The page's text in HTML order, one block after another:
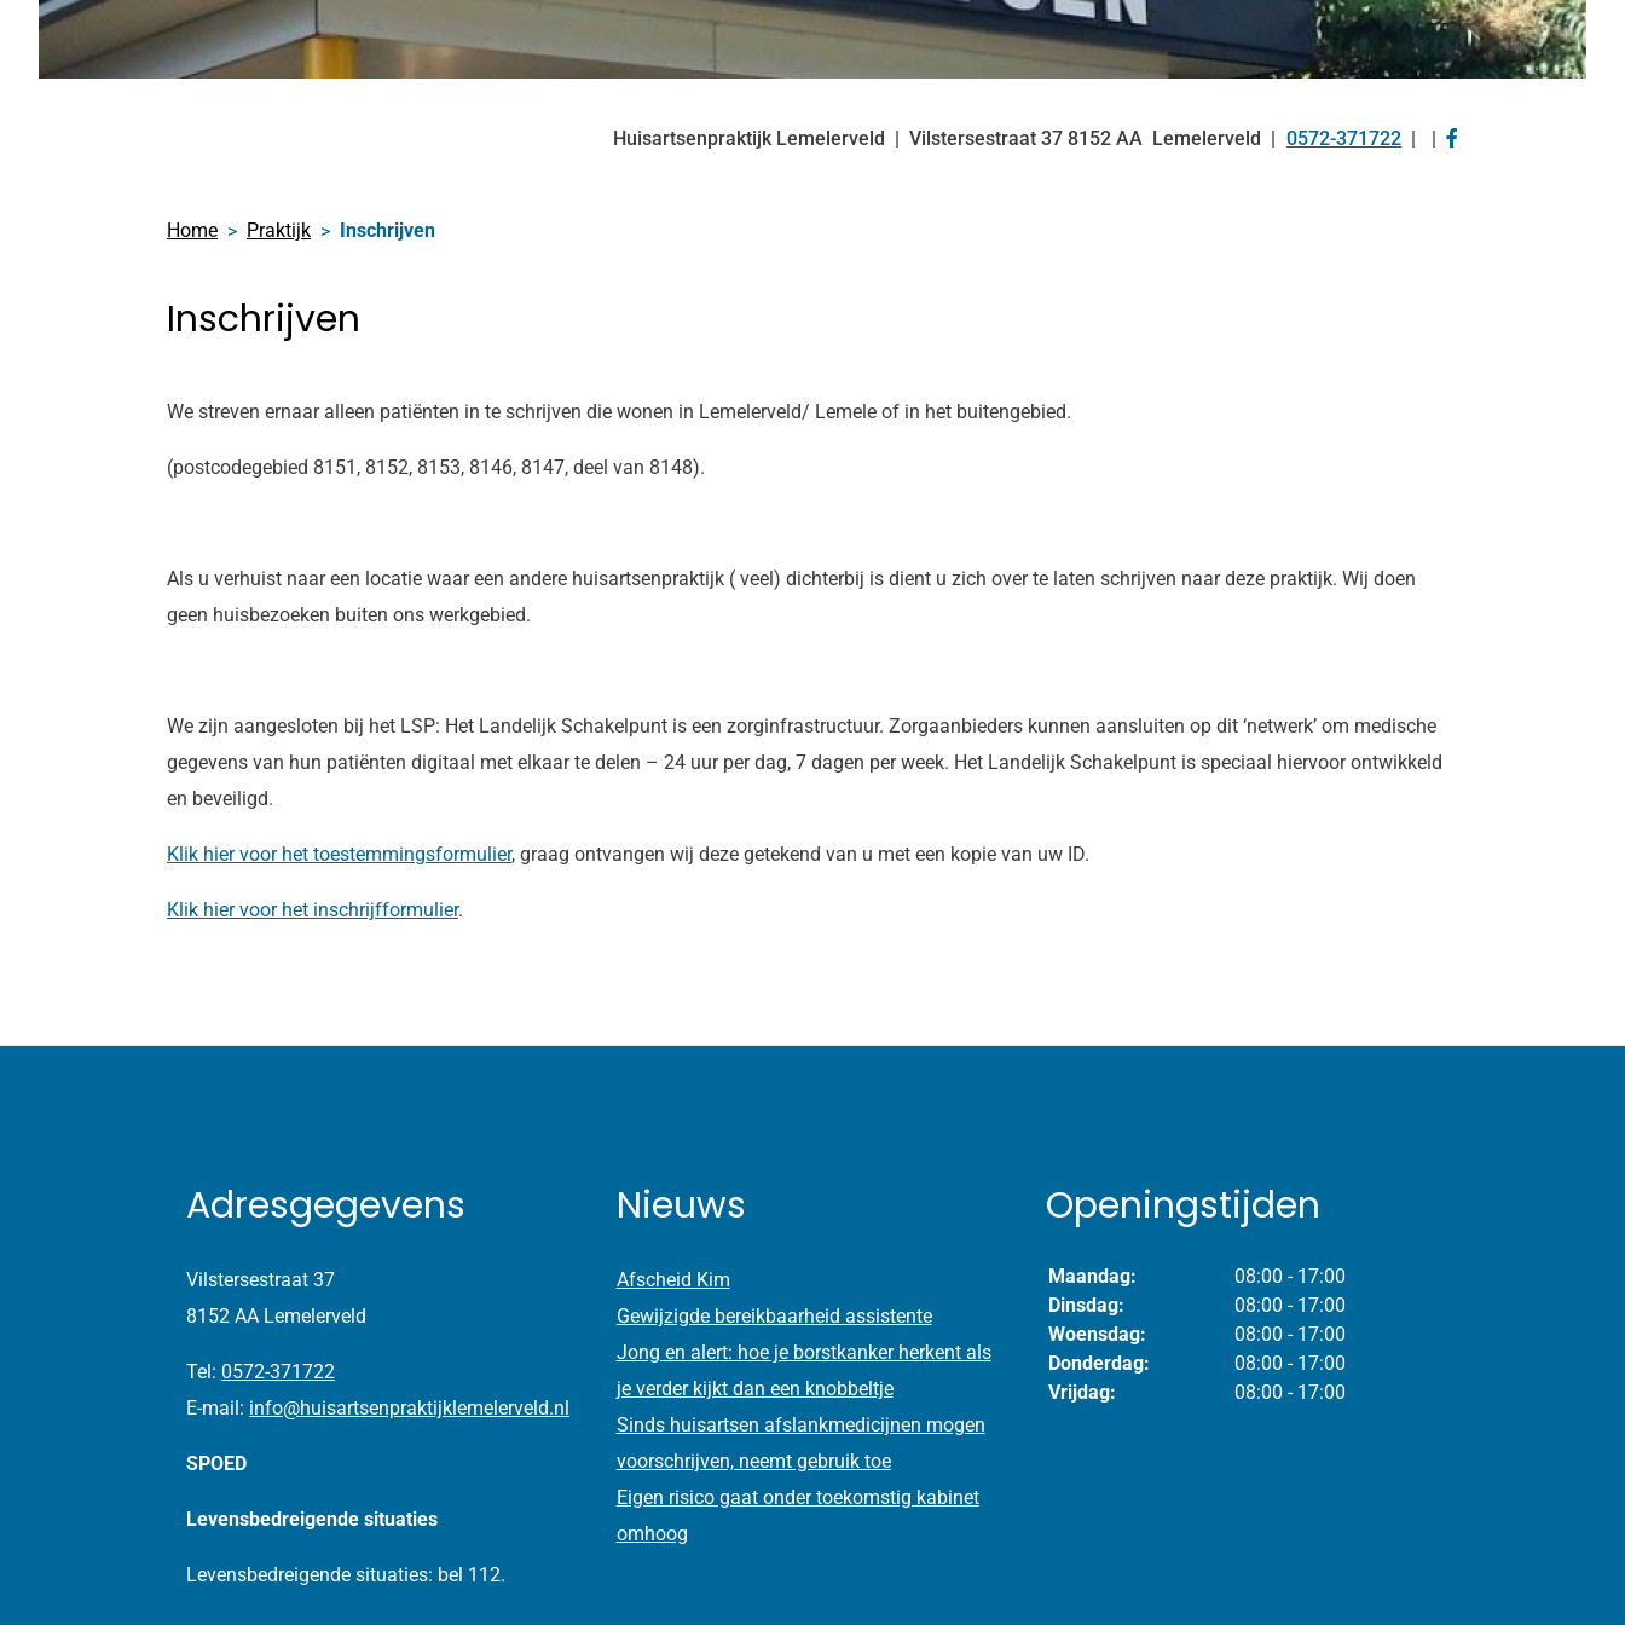
Huisartsenpraktijk Lemelerveld Vilstersestraat 37 8152 AA Lemelerveld Tel:
0572-371722
Home Praktijk Inschrijven
Inschrijven
We streven ernaar alleen patiënten in te schrijven die wonen in Lemelerveld/ Lemele of in het buitengebied.
(postcodegebied 8151, 8152, 8153, 8146, 8147, deel van 8148).
Als u verhuist naar een locatie waar een andere huisartsenpraktijk ( veel) dichterbij is dient u zich over te laten schrijven naar deze praktijk. Wij doen
geen huisbezoeken buiten ons werkgebied.
We zijn aangesloten bij het LSP: Het Landelijk Schakelpunt is een zorginfrastructuur. Zorgaanbieders kunnen aansluiten op dit ‘netwerk’ om medische
gegevens van hun patiënten digitaal met elkaar te delen – 24 uur per dag, 7 dagen per week. Het Landelijk Schakelpunt is speciaal hiervoor ontwikkeld
en beveiligd.
Klik hier voor het toestemmingsformulier, graag ontvangen wij deze getekend van u met een kopie van uw ID.
Klik hier voor het inschrijfformulier.
Adresgegevens
Vilstersestraat 37
8152 AA Lemelerveld
Tel: 0572-371722
E-mail: info@huisartsenpraktijklemelerveld.nl
SPOED
Levensbedreigende situaties
Levensbedreigende situaties: bel 112.
Nieuws
Afscheid Kim
Gewijzigde bereikbaarheid assistente
Jong en alert: hoe je borstkanker herkent als
je verder kijkt dan een knobbeltje
Sinds huisartsen afslankmedicijnen mogen
voorschrijven, neemt gebruik toe
Eigen risico gaat onder toekomstig kabinet
omhoog
Openingstijden
Maandag:
08:00 - 17:00
Dinsdag:
08:00 - 17:00
Woensdag:
08:00 - 17:00
Donderdag:
08:00 - 17:00
Vrijdag:
08:00 - 17:00